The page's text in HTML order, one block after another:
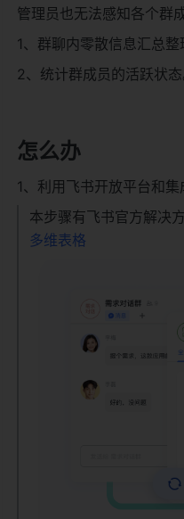
管理员也无法感知各个群
1、群聊内零散信息汇总整
2、统计群成员的活跃状态
怎么办
1、利用飞书开放平台和
本步骤有飞书官方解决
多维表格